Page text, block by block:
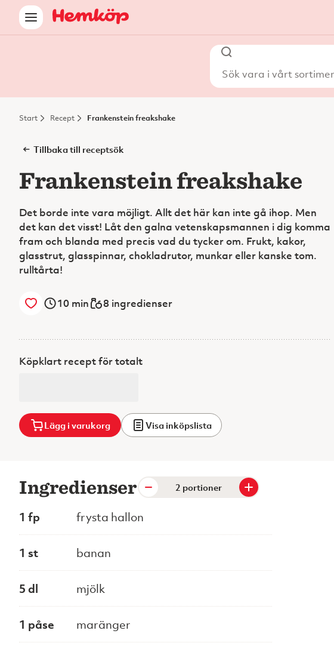
Start Recept Frankenstein freakshake
Tillbaka till receptsök
Frankenstein freakshake
Det borde inte vara möjligt. Allt det här kan inte gå ihop. Men
det kan det visst! Låt den galna vetenskapsmannen i dig komma
fram och blanda med precis vad du tycker om. Frukt, kakor,
glasstrut, glasspinnar, chokladrutor, munkar eller kanske tom.
rulltårta!
10 min 8 ingredienser
Köpklart recept för totalt
Lägg i varukorg Visa inköpslista
Ingredienser portioner
1 fp frysta hallon
1 st banan
5 dl mjölk
1 påse maränger